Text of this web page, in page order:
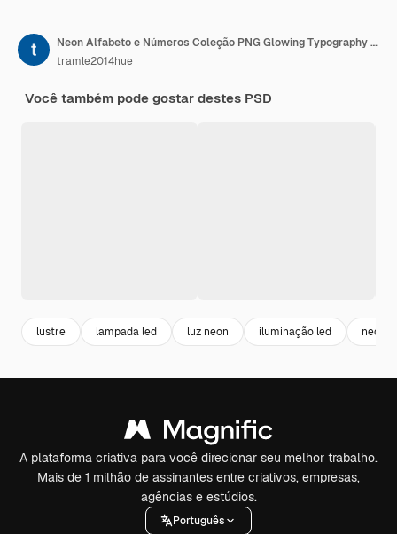
Neon Alfabeto e Números Coleção PNG Glowing Typography Elemento de Design para Arte Gráfica Moderna
tramle2014hue
Você também pode gostar destes PSD
lustre lampada led luz neon iluminação led neon
A plataforma criativa para você direcionar seu melhor trabalho.
Mais de 1 milhão de assinantes entre criativos, empresas,
agências e estúdios.
Português